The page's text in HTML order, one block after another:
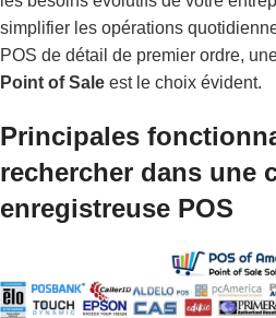
simplifier les opérations
POS de détail de premier ordre,
Point of Sale est le choix évident.
Principales
rechercher dans une
enregistreuse POS